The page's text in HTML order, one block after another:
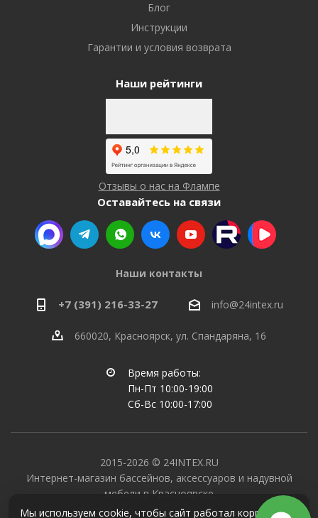
Блог
Инструкции
Гарантии и условия возврата
Наши рейтинги
Отзывы о нас на Флампе
Оставайтесь на связи
Наши контакты
+7 (391) 216-33-27 info@24intex.ru
660020, Красноярск, ул. Спандаряна, 16
Время работы:
Пн-Пт 10:00-19:00
Сб-Вс 10:00-17:00
2015-2026 © 24INTEX.RU
Интернет-магазин бассейнов, аксессуаров и надувной
мебели в Красноярске
Мы используем cookie, чтобы сайт работал корректно и